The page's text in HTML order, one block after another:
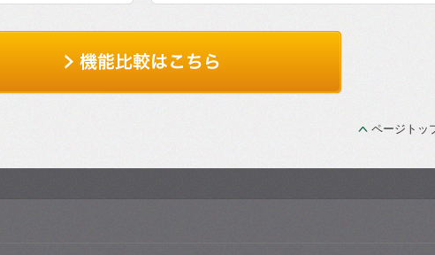
ページトッ